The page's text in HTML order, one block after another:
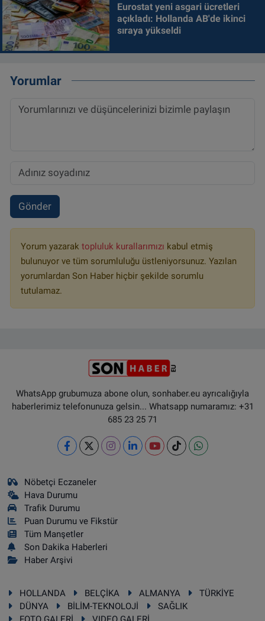
Eurostat yeni asgari ücretleri
açıkladı: Hollanda AB'de ikinci
sıraya yükseldi
Yorumlar
Gönder
Yorum yazarak topluluk kurallarımızı kabul etmiş
bulunuyor ve tüm sorumluluğu üstleniyorsunuz. Yazılan
yorumlardan Son Haber hiçbir şekilde sorumlu
tutulamaz.
WhatsApp grubumuza abone olun, sonhaber.eu ayrıcalığıyla
haberlerimiz telefonunuza gelsin... Whatsapp numaramız: +31
685 23 25 71
Nöbetçi Eczaneler
Hava Durumu
Trafik Durumu
Puan Durumu ve Fikstür
Tüm Manşetler
Son Dakika Haberleri
Haber Arşivi
HOLLANDA BELÇİKA ALMANYA
TÜRKİYE
DÜNYA
BİLİM-TEKNOLOJİ
SAĞLIK